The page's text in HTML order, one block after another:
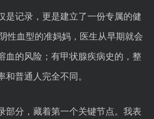
是记录，更是建立了一份专属的健
性血型的准妈妈，医生从早期就会
血的风险；有甲状腺疾病史的，整
和普通人完全不同。
部分，藏着第一个关键节点。我表